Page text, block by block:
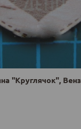
"Круглячок",